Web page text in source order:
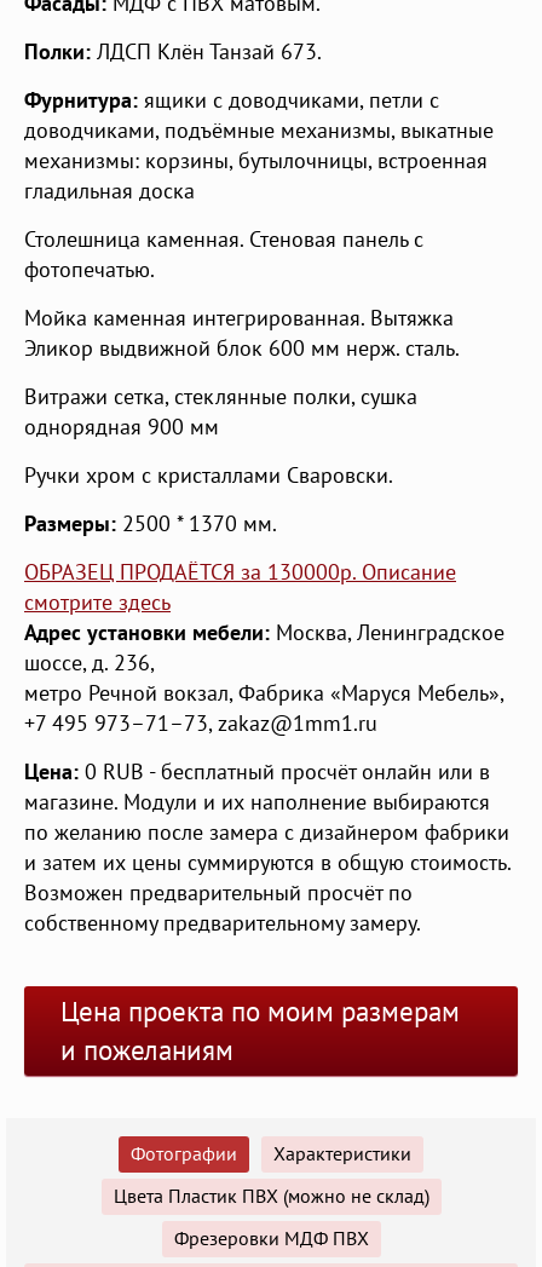
Полки: ЛДСП Клён Танзай 673.
Фурнитура: ящики с доводчиками, петли с
доводчиками, подъёмные механизмы, выкатные
механизмы: корзины, бутылочницы, встроенная
гладильная доска
Столешница каменная. Стеновая панель с
фотопечатью.
Мойка каменная интегрированная. Вытяжка
Эликор выдвижной блок 600 мм нерж. сталь.
Витражи сетка, стеклянные полки, сушка
однорядная 900 мм
Ручки хром с кристаллами Сваровски.
Размеры: 2500 * 1370 мм.
ОБРАЗЕЦ ПРОДАЁТСЯ за 130000р. Описание
смотрите здесь
Адрес установки мебели: Москва,Ленинградское
шоссе, д. 236,
метро Речной вокзал,Фабрика «Маруся Мебель»,
+7 495 973–71–73,zakaz@1mm1.ru
Цена: 0 RUB - бесплатный просчёт онлайн или в
магазине. Модули и их наполнение выбираются
по желанию после замера с дизайнером фабрики
и затем их цены суммируются в общую стоимость.
Возможен предварительный просчёт по
собственному предварительному замеру.
Цена проекта по моим размерам
и пожеланиям
Фотографии
Характеристики
Цвета Пластик ПВХ (можно не склад)
Фрезеровки МДФ ПВХ